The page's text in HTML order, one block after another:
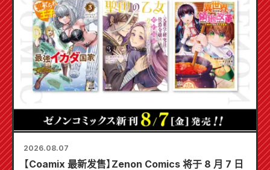
2026.08.07
【Coamix 最新发售】Zenon Comics 将于 8 月 7 日